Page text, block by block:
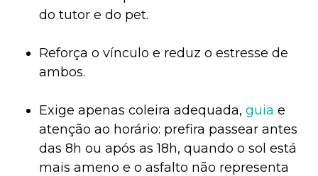
do tutor e do pet.
Reforça o vínculo e reduz o estresse de
ambos.
Exige apenas coleira adequada, guia e
atenção ao horário: prefira passear antes
das 8h ou após as 18h, quando o sol está
mais ameno e o asfalto não representa